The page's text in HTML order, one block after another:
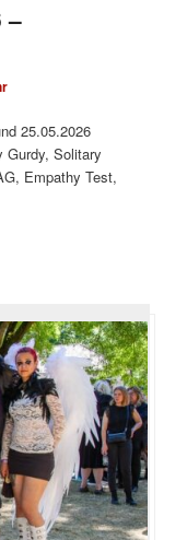
–
25.05.2026
Solitary
Empathy Test,